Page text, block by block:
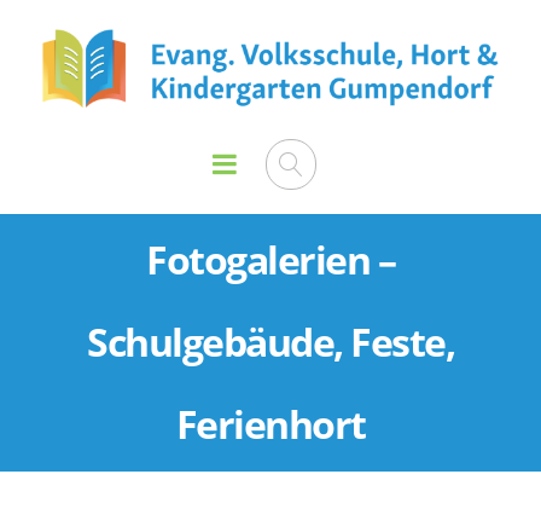
Fotogalerien –
Schulgebäude, Feste,
Ferienhort